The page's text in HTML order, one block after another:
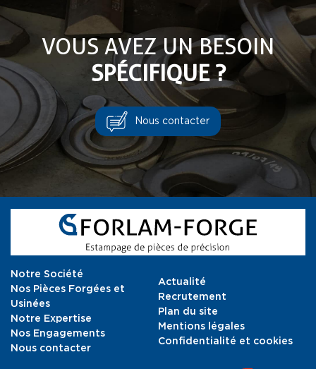
VOUS AVEZ UN BESOIN
SPÉCIFIQUE ?
Nous contacter
Notre Société
Nos Pièces Forgées et
Usinées
Notre Expertise
Nos Engagements
Nous contacter
Actualité
Recrutement
Plan du site
Mentions légales
Confidentialité et cookies